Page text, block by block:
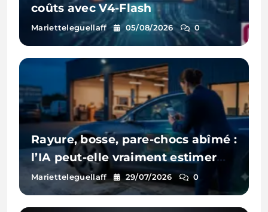
coûts avec V4-Flash
Marietteleguellaff 05/08/2026 0
Rayure, bosse, pare-chocs abîmé :
l’IA peut-elle vraiment estimer
les réparations d’une voiture à
partir d’une photo ?
Marietteleguellaff 29/07/2026 0